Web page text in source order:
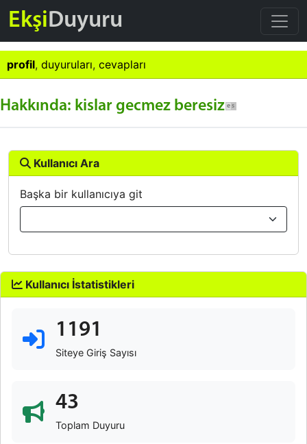
EkşiDuyuru
profil, duyuruları, cevapları
Hakkında: kislar gecmez beresiz
Kullanıcı Ara
Başka bir kullanıcıya git
Kullanıcı İstatistikleri
1191
Siteye Giriş Sayısı
43
Toplam Duyuru